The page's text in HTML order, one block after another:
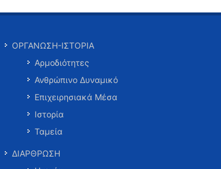
ΟΡΓΑΝΩΣΗ-ΙΣΤΟΡΙΑ
Αρμοδιότητες
Ανθρώπινο Δυναμικό
Επιχειρησιακά Μέσα
Ιστορία
Ταμεία
ΔΙΑΡΘΡΩΣΗ